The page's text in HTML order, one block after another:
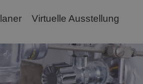
Virtuelle Ausstellung